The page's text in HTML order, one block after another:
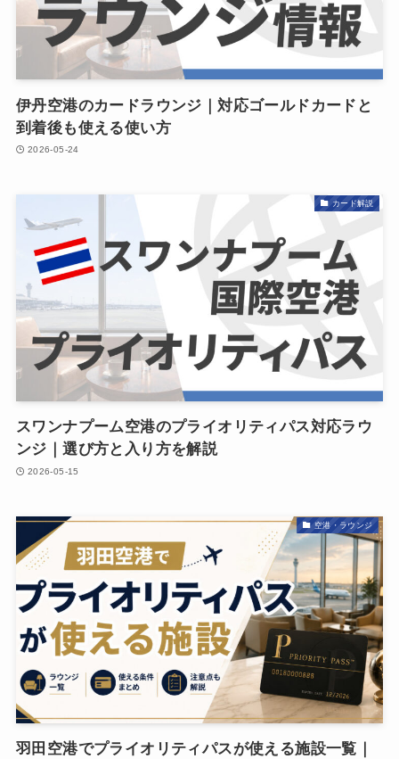
伊丹空港のカードラウンジ｜対応ゴールドカードと
到着後も使える使い方
2026-05-24
カード解説
スワンナプーム空港のプライオリティパス対応ラウ
ンジ｜選び方と入り方を解説
2026-05-15
空港・ラウンジ
羽田空港でプライオリティパスが使える施設一覧｜